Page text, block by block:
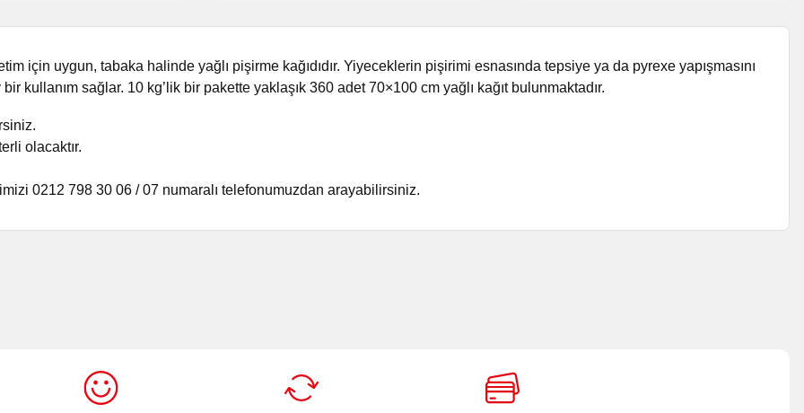
için uygun, tabaka halinde yağlı pişirme kağıdıdır. Yiyeceklerin pişirimi esnasında tepsiye ya da pyrexe yapışmasını
kullanım sağlar. 10 kg’lik bir pakette yaklaşık 360 adet 70×100 cm yağlı kağıt bulunmaktadır.
olacaktır.
0212 798 30 06 / 07 numaralı telefonumuzdan arayabilirsiniz.